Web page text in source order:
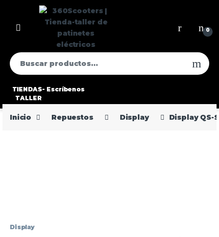
0
TIENDAS-
TALLER
Escríbenos
Inicio Repuestos Display Display QS-
Display